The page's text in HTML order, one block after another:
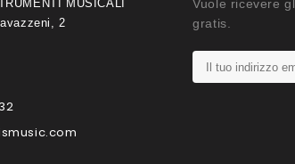
MUSICALI
2
Vuole ricevere
gratis.